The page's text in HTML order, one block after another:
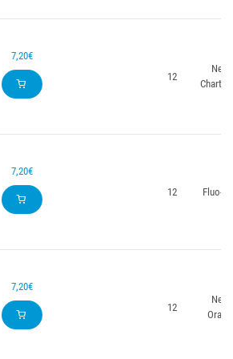
7,20€
12
Neon
7,20€
12
Fluo-
7,20€
12
Neon